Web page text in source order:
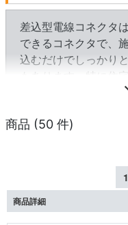
差込型電線コネクタ
できるコネクタで、
込むだけでしっかり
もあります。特に住
用され、コンパクト
間を短縮できるため
商品 (50 件)
1
商品詳細